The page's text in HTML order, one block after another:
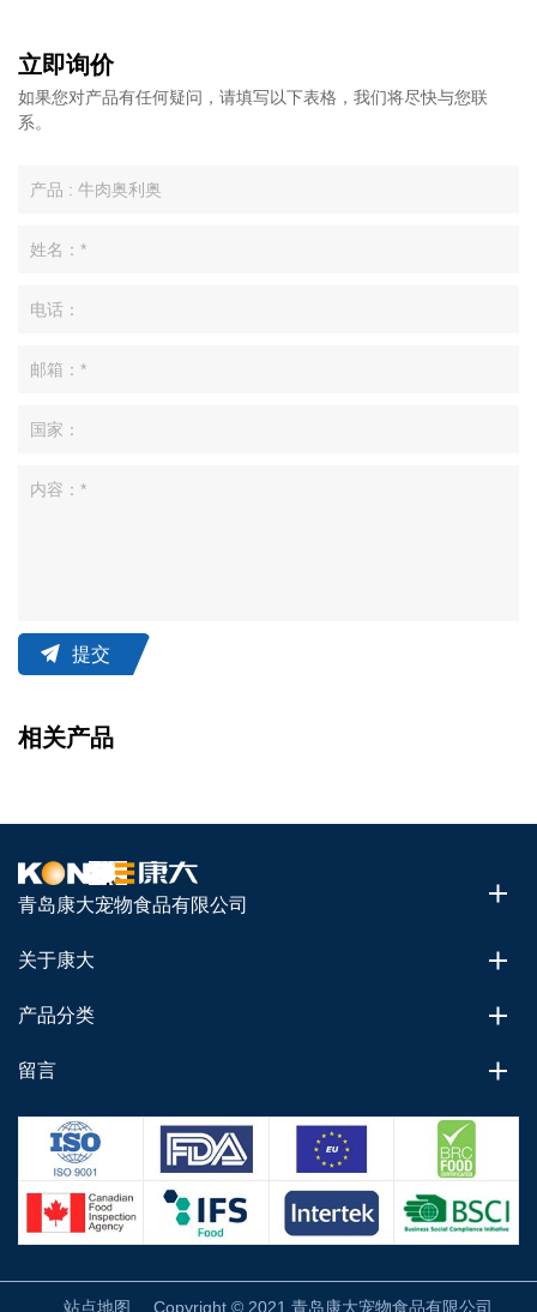
立即询价
如果您对产品有任何疑问，请填写以下表格，我们将尽快与您联
系。
提交
相关产品
青岛康大宠物食品有限公司
关于康大
产品分类
留言
站点地图 Copyright © 2021 青岛康大宠物食品有限公司